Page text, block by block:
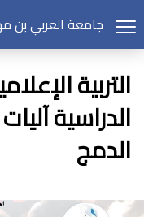
جامعة العربي بن
التربية
الدراسية
الدمج